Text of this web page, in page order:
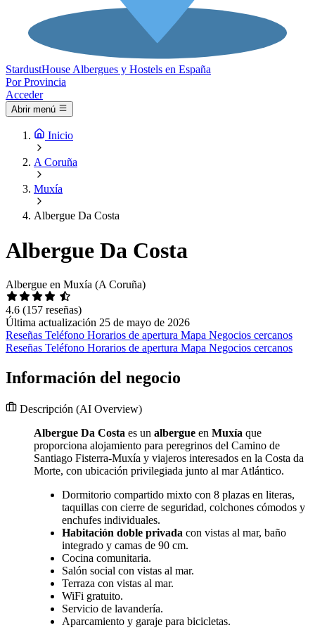
StardustHouse Albergues y Hostels en España
Por Provincia
Acceder
Abrir menú
Inicio
A Coruña
Muxía
Albergue Da Costa
Albergue Da Costa
Albergue en Muxía (A Coruña)
4.6 (157 reseñas)
Última actualización 25 de mayo de 2026
Reseñas Teléfono Horarios de apertura Mapa Negocios cercanos
Reseñas Teléfono Horarios de apertura Mapa Negocios cercanos
Información del negocio
Descripción (AI Overview)
Albergue Da Costa es un albergue en Muxía que
proporciona alojamiento para peregrinos del Camino de
Santiago Fisterra-Muxía y viajeros interesados en la Costa da
Morte, con ubicación privilegiada junto al mar Atlántico.
Dormitorio compartido mixto con 8 plazas en literas,
taquillas con cierre de seguridad, colchones cómodos y
enchufes individuales.
Habitación doble privada con vistas al mar, baño
integrado y camas de 90 cm.
Cocina comunitaria.
Salón social con vistas al mar.
Terraza con vistas al mar.
WiFi gratuito.
Servicio de lavandería.
Aparcamiento y garaje para bicicletas.